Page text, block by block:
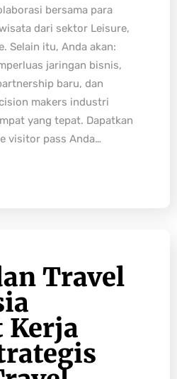
bersama para
dari sektor Leisure,
Selain itu, Anda akan:
jaringan bisnis,
baru, dan
makers industri
yang tepat. Dapatkan
visitor pass Anda…
Travel
Kerja